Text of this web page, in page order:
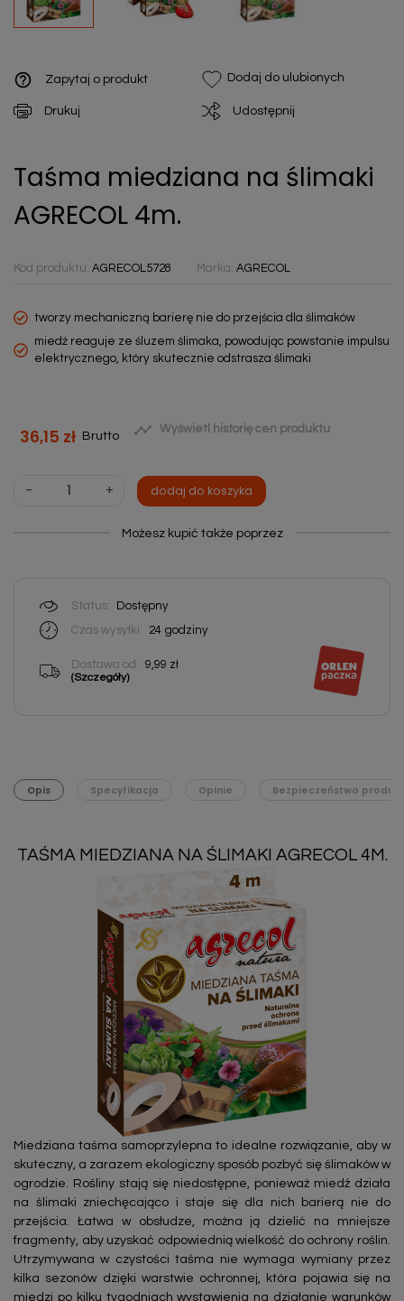
help_outline Zapytaj o produkt Dodaj do ulubionych
Drukuj Udostępnij
Taśma miedziana na ślimaki
AGRECOL 4m.
Kod produktu: AGRECOL5728 Marka: AGRECOL
tworzy mechaniczną barierę nie do przejścia dla ślimaków
miedź reaguje ze śluzem ślimaka, powodując powstanie impulsu
elektrycznego, który skutecznie odstrasza ślimaki
36,15 zł Brutto  Wyświetl historię cen produktu
- + dodaj do koszyka
Możesz kupić także poprzez
Status:
Dostępny
Czas wysyłki:
24 godziny
Dostawa od: 9,99 zł
(Szczegóły)
Opis Specyfikacja Opinie Bezpieczeństwo
TAŚMA MIEDZIANA NA ŚLIMAKI AGRECOL 4M.
Miedziana taśma samoprzylepna to idealne rozwiązanie, aby w
skuteczny, a zarazem ekologiczny sposób pozbyć się ślimaków w
ogrodzie. Rośliny stają się niedostępne, ponieważ miedź działa
na ślimaki zniechęcająco i staje się dla nich barierą nie do
przejścia. Łatwa w obsłudze, można ją dzielić na mniejsze
fragmenty, aby uzyskać odpowiednią wielkość do ochrony roślin.
Utrzymywana w czystości taśma nie wymaga wymiany przez
kilka sezonów dzięki warstwie ochronnej, która pojawia się na
miedzi po kilku tygodniach wystawienia na działanie warunków